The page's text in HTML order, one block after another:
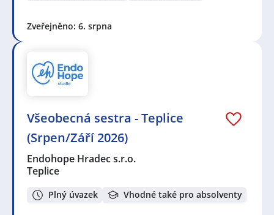
Zveřejněno: 6. srpna
Všeobecná sestra - Teplice
(Srpen/Září 2026)
Endohope Hradec s.r.o.
Teplice
Plný úvazek Vhodné také pro absolventy